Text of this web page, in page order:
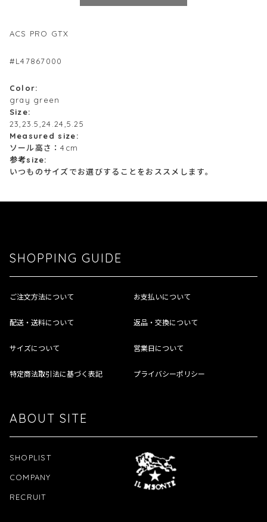
ACS PRO GTX
#L47867000
Color:
gray green
Size:
23,23.5,24.24,5.25
Measured size:
ソール高さ：4cm
参考size:
いつものサイズでお選びすることをおススメします。
SHOPPING GUIDE
ご注文方法について お支払いについて
配送・送料について 返品・交換について
サイズについて 営業日について
特定商法取引法に基づく表記 プライバシーポリシー
ABOUT SITE
SHOPLIST
COMPANY
RECRUIT